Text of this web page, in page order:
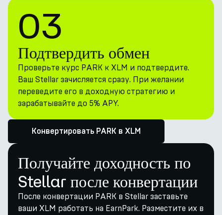
03
Подтвердить обмен
Проверьте курс PARK к XLM и подтвердите.
Ваш Stellar зачисляется сразу. При желании
переведите его в доходную стратегию и
зарабатывайте до 5% APY.
Конвертировать PARK в XLM
Получайте доходность по
Stellar после конвертации
После конвертации PARK в Stellar заставьте
ваши XLM работать на EarnPark. Разместите их в